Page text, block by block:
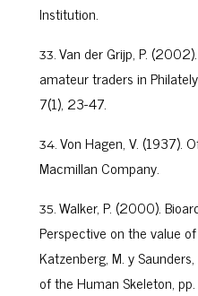
Institution.
Van der Grijp, P.
amateur traders in
7(1), 23-47.
Von Hagen, V. (1937).
Macmillan Company.
Walker, P. (2000).
Perspective on the value
Katzenberg, M. y
of the Human Skeleton,